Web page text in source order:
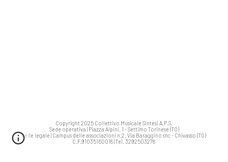
Copyright 2025 Collettivo Musicale Sintesi A.P.S.
Sede operativa | Piazza Alpini, 1 - Settimo Torinese (TO)
Sede legale | Campus delle associazioni n.2, Via Baraggino snc - Chivasso (TO)
C.F.91035160018 | Tel. 3292503278